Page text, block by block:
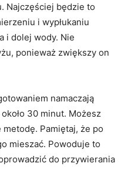
Najczęściej będzie to
i wypłukaniu
i dolej wody. Nie
ponieważ zwiększy on
namaczają
30 minut. Możesz
Pamiętaj, że po
mieszać. Powoduje to
do przywierania